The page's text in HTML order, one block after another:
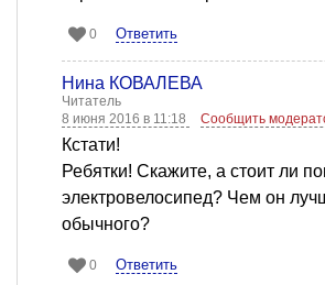
0 Ответить
Нина КОВАЛЕВА
Читатель
8 июня 2016 в 11:18
Сообщить
Кстати!
Ребятки! Скажите, а стоит ли
электровелосипед? Чем он
обычного?
0 Ответить